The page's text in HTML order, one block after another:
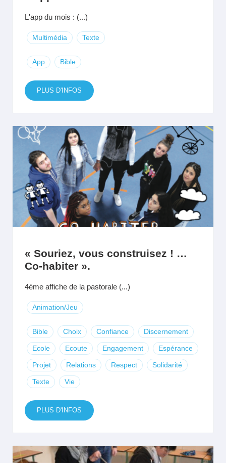
L'app du mois : (...)
Multimédia Texte
App Bible
PLUS D'INFOS
« Souriez, vous construisez ! …
Co-habiter ».
4ème affiche de la pastorale (...)
Animation/Jeu
Bible Choix Confiance Discernement
Ecole Ecoute Engagement Espérance
Projet Relations Respect Solidarité
Texte Vie
PLUS D'INFOS